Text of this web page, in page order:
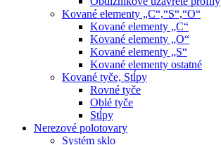
Kované elementy „C“,“S“,“O“
Kované elementy „C“
Kované elementy „O“
Kované elementy „S“
Kované elementy ostatné
Kované tyče, Stĺpy
Rovné tyče
Oblé tyče
Stĺpy
Nerezové polotovary
Systém sklo